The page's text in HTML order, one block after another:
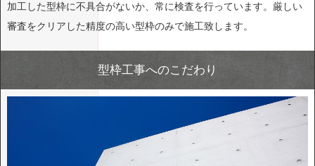
加工した型枠に不具合がないか、常に検査を行っています。厳しい
審査をクリアした精度の高い型枠のみで施工致します。
型枠工事へのこだわり